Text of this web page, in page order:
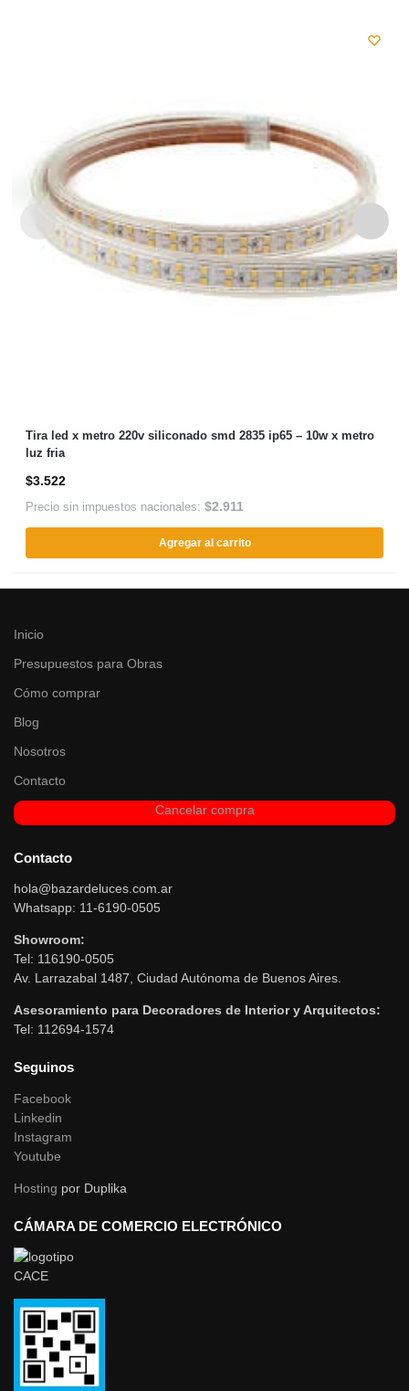
Tira led x metro 220v siliconado smd 2835 ip65 – 10w x metro
luz fria
$3.522
Precio sin impuestos nacionales: $2.911
Agregar al carrito
Inicio
Presupuestos para Obras
Cómo comprar
Blog
Nosotros
Contacto
Cancelar compra
Contacto
hola@bazardeluces.com.ar
Whatsapp: 11-6190-0505
Showroom:
Tel: 116190-0505
Av. Larrazabal 1487, Ciudad Autónoma de Buenos Aires.
Asesoramiento para Decoradores de Interior y Arquitectos:
Tel: 112694-1574
Seguinos
Facebook
Linkedin
Instagram
Youtube
Hosting por Duplika
CÁMARA DE COMERCIO ELECTRÓNICO